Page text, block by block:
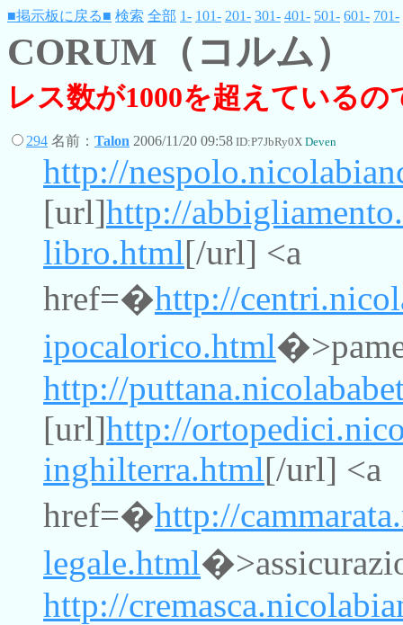
■掲示板に戻る■ 検索 全部 1- 101- 201- 301- 401- 501- 601- 701-
CORUM（コルム）
レス数が1000を超えている
294 名前： Talon 2006/11/20 09:58 ID:P7JbRy0X Deven
http://
[url]http://
libro.html[/url] <a
href=�http://
ipocalorico.html
http://
[url]http://
inghilterra.html[/url] <a
href=�http://
legale.html
http://